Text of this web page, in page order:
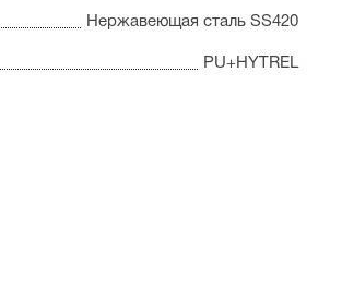
Нержавеющая сталь SS420
PU+HYTREL